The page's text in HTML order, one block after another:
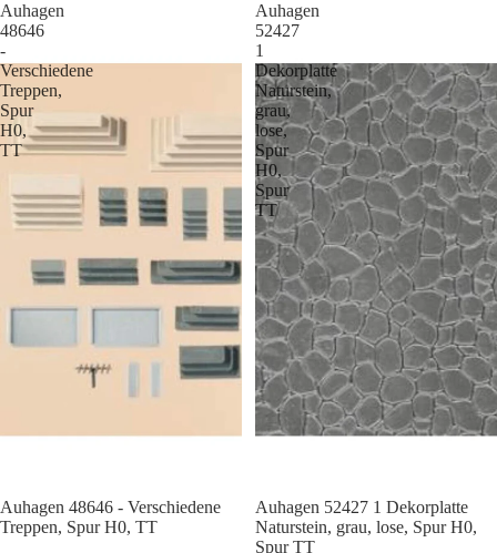
Auhagen
48646
-
Verschiedene
Treppen,
Spur
H0,
TT
Auhagen 48646 - Verschiedene
Treppen, Spur H0, TT
Auhagen
52427
1
Dekorplatte
Naturstein,
grau,
lose,
Spur
H0,
Spur
TT
Auhagen 52427 1 Dekorplatte
Naturstein, grau, lose, Spur H0,
Spur TT